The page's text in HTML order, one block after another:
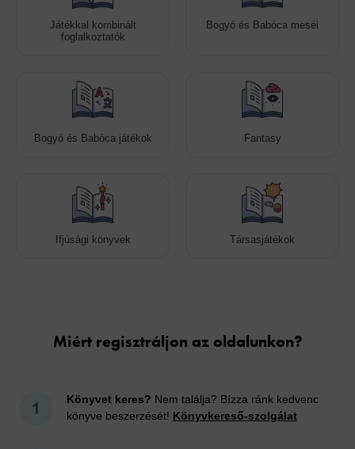
Játékkal kombinált
foglalkoztatók
Bogyó és Babóca meséi
Bogyó és Babóca játékok Fantasy
Ifjúsági könyvek Társasjátékok
Miért regisztráljon az oldalunkon?
Könyvet keres? Nem találja? Bízza ránk kedvenc
könyve beszerzését! Könyvkereső-szolgálat